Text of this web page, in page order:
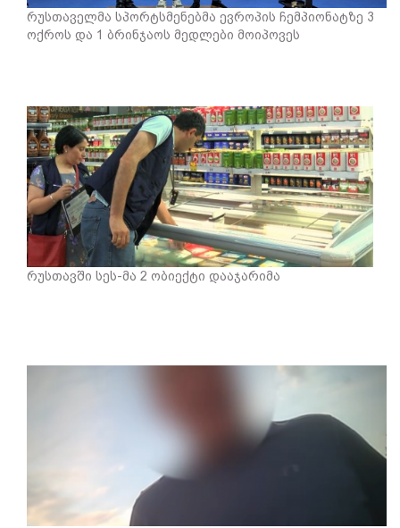
რუსთაველმა სპორტსმენებმა ევროპის ჩემპიონატზე 3
ოქროს და 1 ბრინჯაოს მედლები მოიპოვეს
რუსთავში სეს-მა 2 ობიექტი დააჯარიმა